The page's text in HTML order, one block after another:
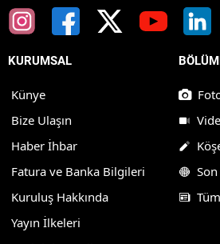
KURUMSAL
Künye
Bize Ulaşın
Haber İhbar
Fatura ve Banka Bilgileri
Kuruluş Hakkında
Yayın İlkeleri